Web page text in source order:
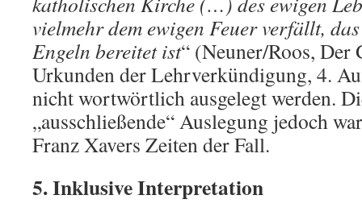
vielmehr dem ewigen Feuer verfällt,
Engeln bereitet ist“ (Neuner/Roos, Der
Urkunden der Lehrverkündigung, 4.
nicht wortwörtlich ausgelegt werden.
„ausschließende“ Auslegung jedoch
Franz Xavers Zeiten der Fall.
5. Inklusive Interpretation